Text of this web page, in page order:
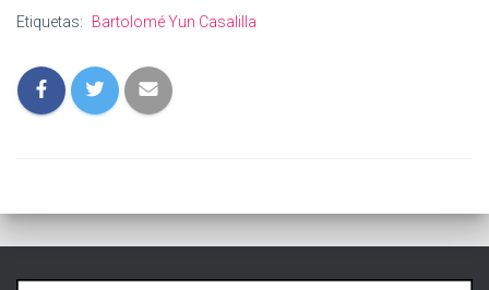
Etiquetas: Bartolomé Yun Casalilla